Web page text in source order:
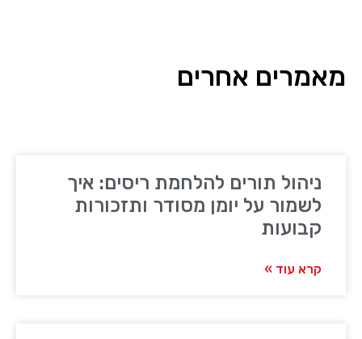
מאמרים אחרים
ניהול תורים להלחמת ריסים: איך
לשמור על יומן מסודר ותזכורות
קבועות
קרא עוד »